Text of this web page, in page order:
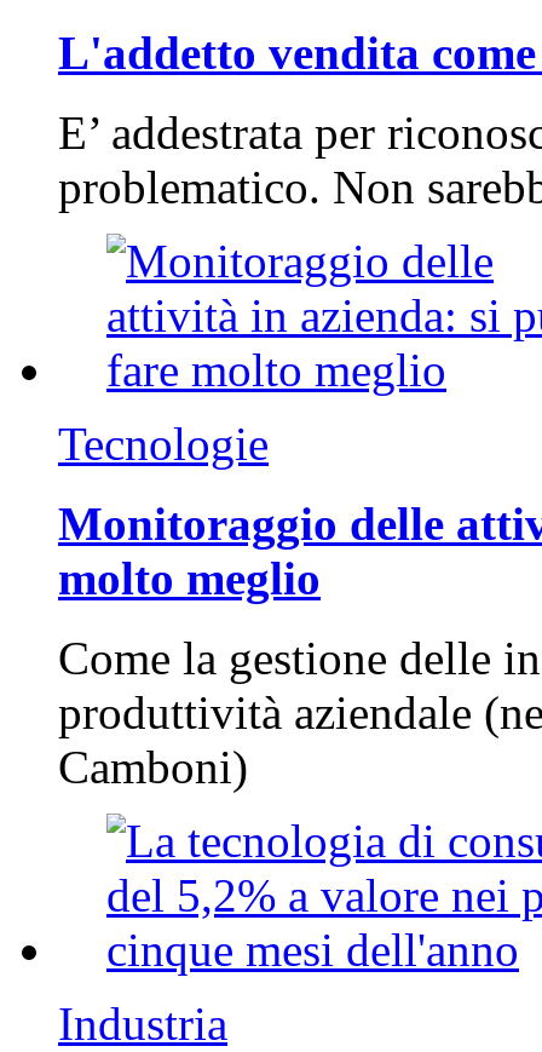
L'addetto vendita
E’ addestrata per
problematico. Non
Tecnologie
Monitoraggio delle
molto meglio
Come la gestione delle
produttività aziendale
Camboni)
Industria